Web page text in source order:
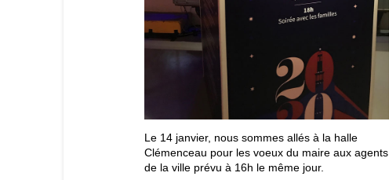
Le 14 janvier, nous sommes allés à la halle
Clémenceau pour les voeux du maire aux agents
de la ville prévu à 16h le même jour.